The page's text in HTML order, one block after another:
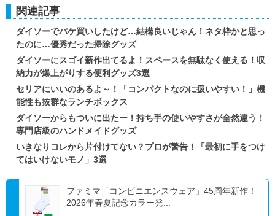
関連記事
ダイソーでパケ買いしたけど…結構良いじゃん！ネタ枠かと思っ
たのに…優秀だった掃除グッズ
ダイソーにスゴイ新作出てるよ！スペースを無駄なく使える！収
納力が爆上がりする便利グッズ3選
セリアにいいのあるよ～！「コンパクトなのに扱いやすい！」機
能性も抜群なランチボックス
ダイソーからもついに出たー！持ち手の使いやすさが全然違う！
専門店級のハンドメイドグッズ
いきなりコレから片付けてない？プロが警告！「最初に手をつけ
てはいけないモノ」3選
ファミマ「コンビニエンスウェア」45周年新作！
2026年春夏記念カラー発...